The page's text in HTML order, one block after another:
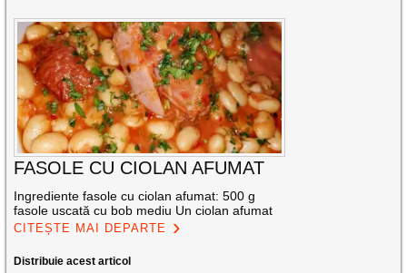
FASOLE CU CIOLAN AFUMAT
Ingrediente fasole cu ciolan afumat: 500 g
fasole uscată cu bob mediu Un ciolan afumat
CITEȘTE MAI DEPARTE
Distribuie acest articol